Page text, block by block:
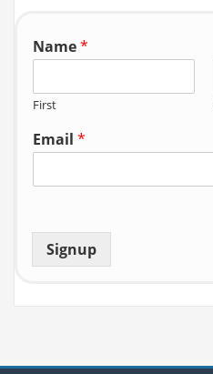
Name*
First
Email *
Signup